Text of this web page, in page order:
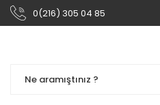
0(216) 305 04 85